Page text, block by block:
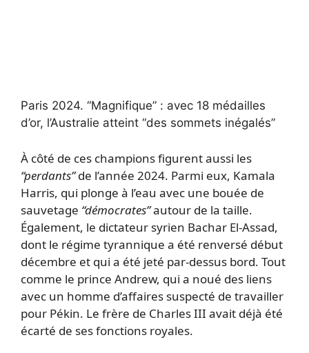
Paris 2024. “Magnifique” : avec 18 médailles
d’or, l’Australie atteint “des sommets inégalés”
À côté de ces champions figurent aussi les
“perdants”de l’année 2024. Parmi eux, Kamala
Harris, qui plonge à l’eau avec une bouée de
sauvetage “démocrates”autour de la taille.
Également, le dictateur syrien Bachar El-Assad,
dont le régime tyrannique a été renversé début
décembre et qui a été jeté par-dessus bord. Tout
comme le prince Andrew, qui a noué des liens
avec un homme d’affaires suspecté de travailler
pour Pékin. Le frère de Charles III avait déjà été
écarté de ses fonctions royales.